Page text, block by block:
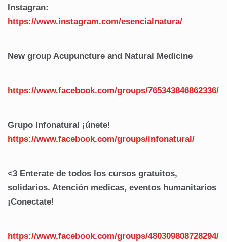
Instagran:
https://www.instagram.com/esencialnatura/
New group Acupuncture and Natural Medicine
https://www.facebook.com/groups/765343846862336/
Grupo Infonatural ¡únete!
https://www.facebook.com/groups/infonatural/
<3 Enterate de todos los cursos gratuitos,
solidarios. Atención medicas, eventos humanitarios
¡Conectate!
https://www.facebook.com/groups/480309808728294/